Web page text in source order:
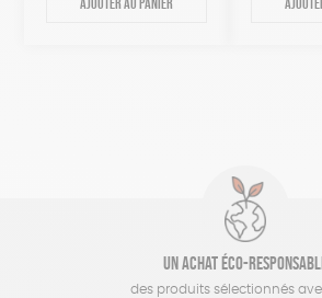
Ajouter au panier
Un achat éco-
des produits sélectionnés